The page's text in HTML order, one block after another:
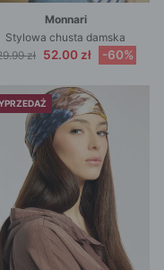
Monnari
Stylowa chusta damska
zł
52.00 zł -60%